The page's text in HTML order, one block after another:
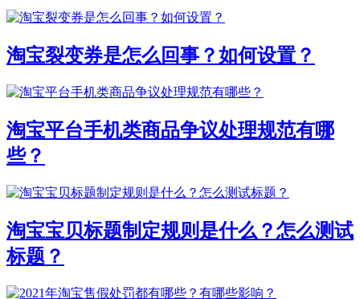
淘宝裂变券是怎么回事？如何设置？
淘宝平台手机类商品争议处理规范有哪
些？
淘宝宝贝标题制定规则是什么？怎么测试
标题？